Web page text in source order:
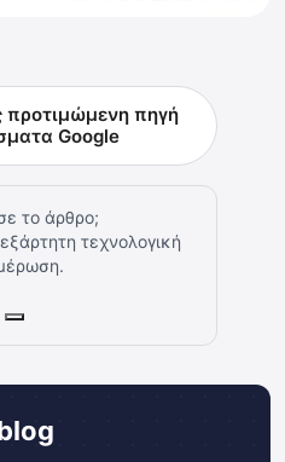
πηγή
Google
το άρθρο;
τεχνολογική